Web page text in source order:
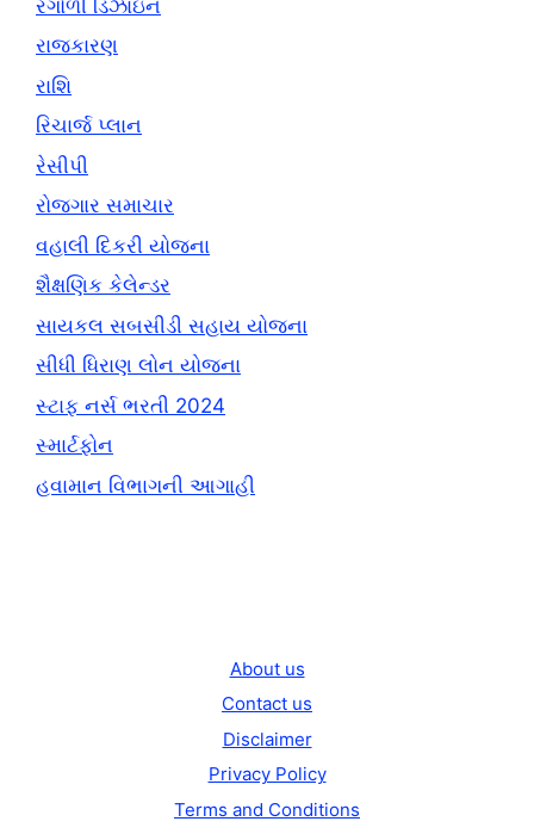
રંગોળી ડિઝાઇન
રાજકારણ
રાશિ
રિચાર્જ પ્લાન
રેસીપી
રોજગાર સમાચાર
વહાલી દિકરી યોજના
શૈક્ષણિક કેલેન્ડર
સાયકલ સબસીડી સહાય યોજના
સીધી ધિરાણ લોન યોજના
સ્ટાફ નર્સ ભરતી 2024
સ્માર્ટફોન
હવામાન વિભાગની આગાહી
About us
Contact us
Disclaimer
Privacy Policy
Terms and Conditions